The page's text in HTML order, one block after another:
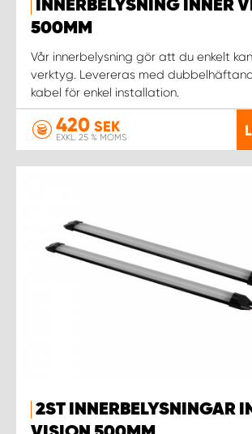
INNERBELYSNING INNER
500MM
Vår innerbelysning gör att du enkelt
verktyg. Levereras med
kabel för enkel installation.
420 SEK
EXKL. 25 % MOMS
2ST INNERBELYSNINGAR
WORK SYSTEM NORRKÖPING
WORK SYSTEM SKELLEFTEÅ
WORK SYSTEM SKÖVDE
WORK SYSTEM STOCKHOLM SYD
WORK SYSTEM UPPSALA